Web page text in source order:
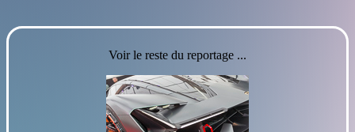
Voir le reste du reportage ...